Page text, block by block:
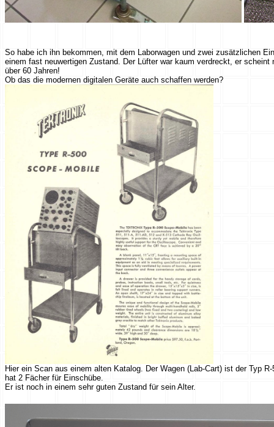
So habe ich ihn bekommen, mit dem Laborwagen und zwei zusätzlichen
einem fast neuwertigen Zustand. Der Lüfter war kaum verdreckt, er
über 60 Jahren!
Ob das die modernen digitalen Geräte auch schaffen werden?
Hier ein Scan aus einem alten Katalog. Der Wagen (Lab-Cart) ist der Typ
hat 2 Fächer für Einschübe.
Er ist noch in einem sehr guten Zustand für sein Alter.